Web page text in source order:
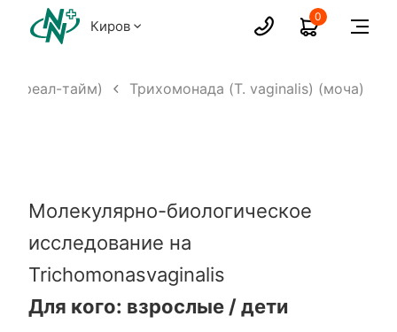
Киров
0
реал-тайм) Трихомонада (T. vaginalis) (моча)
Молекулярно-биологическое
исследование на
Trichomonasvaginalis
Для кого: взрослые / дети